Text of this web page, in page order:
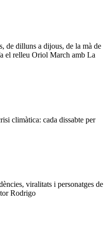
de dilluns a dijous, de la mà de
el relleu Oriol March amb La
climàtica: cada dissabte per
viralitats i personatges de
Rodrigo